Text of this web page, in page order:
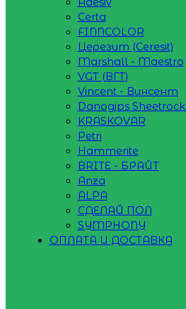
Certa
FINNCOLOR
Церезит (Ceresit)
Marshall - Maestro
VGT (ВГТ)
Vincent - Винсент
Danogips
KRASKOVAR
Petri
Hammerite
BRITE - БРАЙТ
Anza
ALPA
СДЕЛАЙ ПОЛ
SYMPHONY
ОПЛАТА И ДОСТАВКА